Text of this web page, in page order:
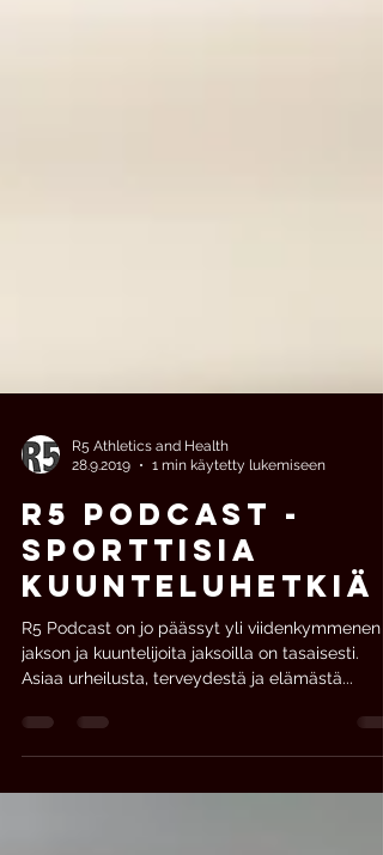
28.9.2019
1 min käytetty lukemiseen
R5 podcast -
sporttisia
kuunteluhetkiä
R5 Podcast on jo päässyt yli viidenkymmenen
jakson ja kuuntelijoita jaksoilla on tasaisesti.
Asiaa urheilusta, terveydestä ja elämästä...